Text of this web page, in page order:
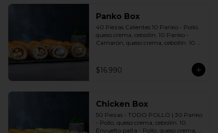
Panko Box
40 Piezas Calientes 10 Panko - Pollo,
queso crema, cebollín. 10 Panko -
Camarón, queso crema, cebollín. 10
queso crema, cebollín. Incluye: 4 Salsas
a elección soya o agridulce Bless + 2
$16.990
Chicken Box
50 Piezas - TODO POLLO | 30 Panko
- Pollo, queso crema, cebollín. 10
Envuelto palta - Pollo, queso crema,